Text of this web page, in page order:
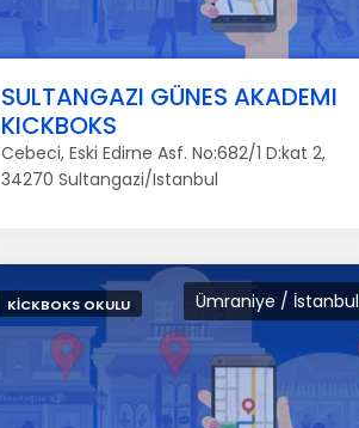
SULTANGAZI GÜNES AKADEMI
KICKBOKS
Cebeci, Eski Edirne Asf. No:682/1 D:kat 2,
34270 Sultangazi/Istanbul
Ümraniye / İstanbul
KICKBOKS OKULU